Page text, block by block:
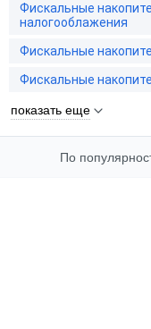
Фискальные
налогооблажения
Фискальные
Фискальные
показать еще
По